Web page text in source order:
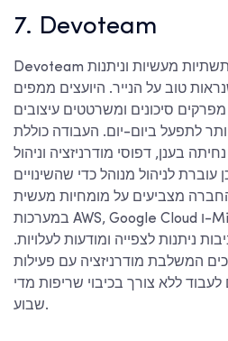
7. Devoteam
Devoteam מתמקדת בבחירת תשתיות מעשיות וניתנות
טוב על הנייר. היועצים ממפים
סיכונים ומשרטטים עיצובים
לתפעל ביום-יום. העבודה כוללת
בענן, דפוסי מודרניזציה וניהול
לניהול מנוהל כדי שהשינויים
מצביעים על מומחיות מעשית
במערכות AWS, Google Cloud ו-Microsoft, עם מאיצים
ניתנות לצפייה ומודעות לעלויות.
המשלבת מודרניזציה עם פעילות
לעבוד ללא צורך בכיבוי שריפות מדי
שבוע.